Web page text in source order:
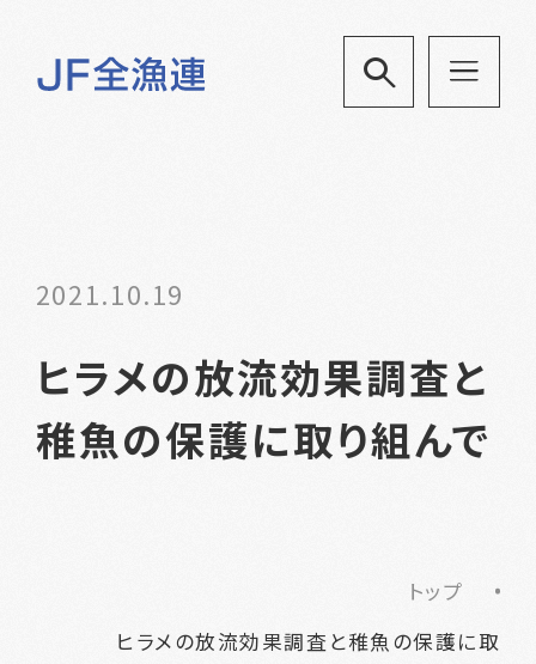
2021.10.19
ヒラメの放流効果調査と
稚魚の保護に取り組んで
トップ
ヒラメの放流効果調査と稚魚の保護に取